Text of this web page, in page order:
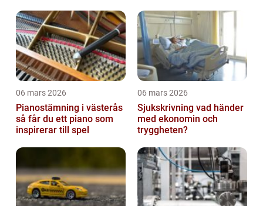
06 mars 2026
Pianostämning i västerås
så får du ett piano som
inspirerar till spel
06 mars 2026
Sjukskrivning vad händer
med ekonomin och
tryggheten?